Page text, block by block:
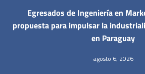
Egresados de Ingeniería en
propuesta para impulsar la
en Paraguay
agosto 6, 2026